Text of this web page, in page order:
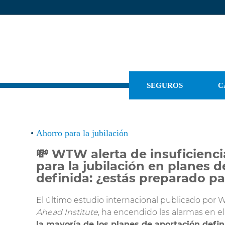
SEGUROS
Seguro por Días
Seguro Auto
Seguro de Moto
Seguro para
Autocaravana
Ahorro para la jubilación
💸 WTW alerta de
para la jubilación en planes
definida: ¿estás preparado
El último estudio internacional publicado por
Ahead Institute, ha encendido las alarmas en